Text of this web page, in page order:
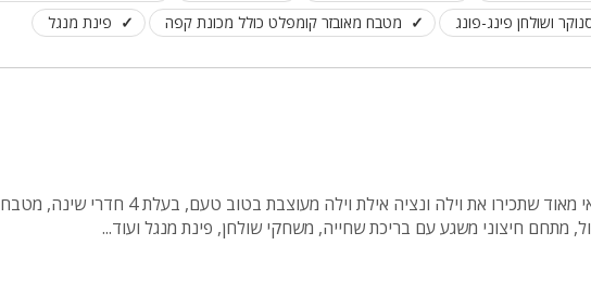
ושולחן פינג-פונג
מטבח מאובזר קומפלט כולל מכונת קפה פינת מנגל
חופשה באילת? מצוין כדאי מאוד שתכירו את וילה ונציה אילת וילה מעוצבת בטוב טעם, בעלת 4 חדרי שינה, מטבח
מתחם חיצוני משגע עם בריכת שחייה, משחקי שולחן, פינת מנגל ועוד...